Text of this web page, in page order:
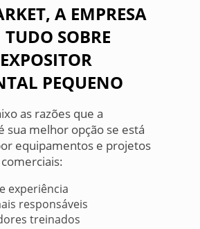
A EMPRESA
SOBRE
PEQUENO
as razões que a
sua melhor opção se está
equipamentos e projetos
experiência
responsáveis
treinados